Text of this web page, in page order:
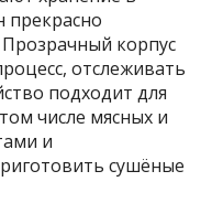
прекрасно
корпус
отслеживать
подходит для
числе мясных и
и
сушёные